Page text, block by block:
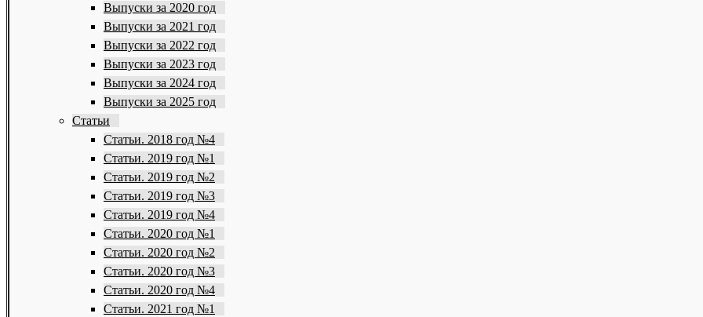
Выпуски за 2020 год
Выпуски за 2021 год
Выпуски за 2022 год
Выпуски за 2023 год
Выпуски за 2024 год
Выпуски за 2025 год
Статьи
Статьи. 2018 год №4
Статьи. 2019 год №1
Статьи. 2019 год №2
Статьи. 2019 год №3
Статьи. 2019 год №4
Статьи. 2020 год №1
Статьи. 2020 год №2
Статьи. 2020 год №3
Статьи. 2020 год №4
Статьи. 2021 год №1